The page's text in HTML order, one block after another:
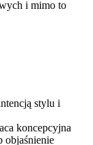
i mimo to
stylu i
koncepcyjna
objaśnienie